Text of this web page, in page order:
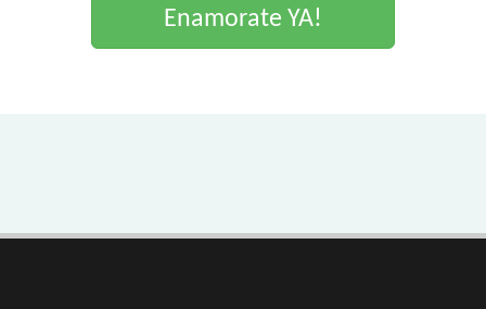
Enamorate YA!